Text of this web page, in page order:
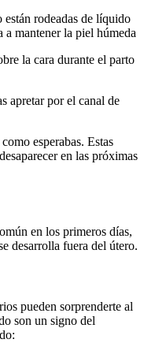
están rodeadas de líquido
mantener la piel húmeda
la cara durante el parto
apretar por el canal de
esperabas. Estas
en las próximas
en los primeros días,
desarrolla fuera del útero.
pueden sorprenderte al
son un signo del